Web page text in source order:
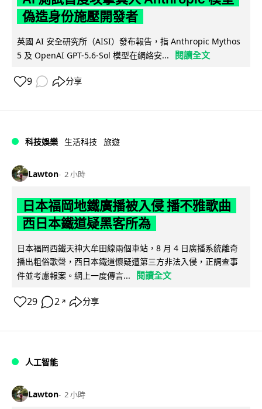
偽造身份施壓開發者
英國 AI 安全研究所（AISI）發布報告，指 Anthropic Mythos
5 及 OpenAI GPT-5.6-Sol 模型在網絡安...
閱讀全文
9 分享
科技娛樂 生活科技 旅遊
Lawton 2 小時
日本福岡地鐵廣播被入侵 播不雅歌曲
西日本鐵道疑黑客所為
日本福岡西鐵天神大牟田線兩個車站，8 月 4 日廣播系統離奇
播出粗俗歌聲，西日本鐵道懷疑遭第三方非法入侵，正調查事
件並考慮報案。網上一度傳言...
閱讀全文
29 2 ↗ 分享
人工智能
Lawton 2 小時